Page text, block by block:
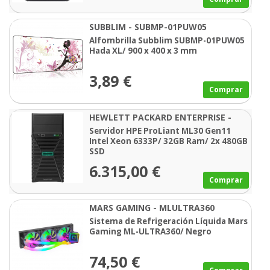
SUBBLIM - SUBMP-01PUW05
Alfombrilla Subblim SUBMP-01PUW05
Hada XL/ 900 x 400 x 3 mm
3,89 € Comprar
HEWLETT PACKARD ENTERPRISE -
P87458-425
Servidor HPE ProLiant ML30 Gen11
Intel Xeon 6333P/ 32GB Ram/ 2x 480GB
SSD
6.315,00 € Comprar
MARS GAMING - MLULTRA360
Sistema de Refrigeración Líquida Mars
Gaming ML-ULTRA360/ Negro
74,50 €